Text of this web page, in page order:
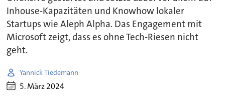
Inhouse-Kapazitäten und Knowhow lokaler
Startups wie Aleph Alpha. Das Engagement mit
Microsoft zeigt, dass es ohne Tech-Riesen nicht
geht.
Yannick Tiedemann
5. März 2024